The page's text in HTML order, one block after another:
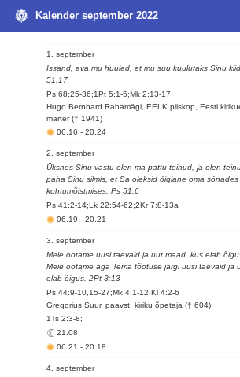
Kalender september 2022
1. september
Issand, ava mu huuled, et mu suu kuulutaks Sinu
51:17
Ps 68:25-36;1Pt 5:1-5;Mk 2:13-17
Hugo Bernhard Rahamägi, EELK piiskop, Eesti
märter († 1941)
06.16-20.24
2. september
Üksnes Sinu vastu olen ma pattu teinud, ja olen
paha Sinu silmis, et Sa oleksid õiglane oma sõnades
kohtumõistmises. Ps 51:6
Ps 41:2-14;Lk 22:54-62;2Kr 7:8-13a
06.19-20.21
3. september
Meie ootame uusi taevaid ja uut maad, kus elab
Meie ootame aga Tema tõotuse järgi uusi taevaid ja
elab õigus. 2Pt 3:13
Ps 44:9-10,15-27;Mk 4:1-12;Kl 4:2-6
Gregorius Suur, paavst, kiriku õpetaja († 604)
1Ts 2:3-8;
21.08
06.21-20.18
4. september